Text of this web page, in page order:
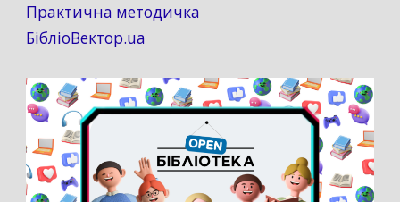
Практична методичка
БібліоВектор.ua